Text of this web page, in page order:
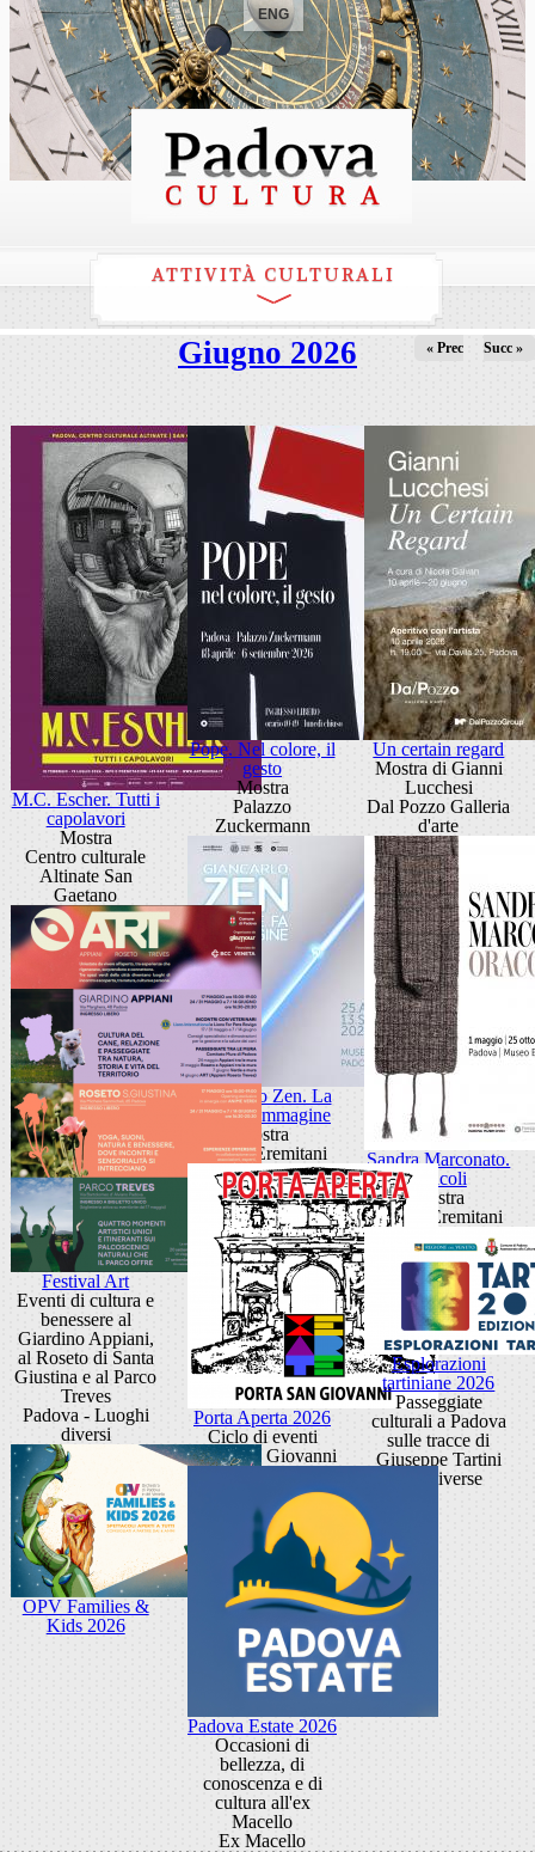
ENG
ATTIVITÀ CULTURALI
Giugno 2026 « Prec Succ »
M.C. Escher. Tutti i
capolavori
Mostra
Centro culturale
Altinate San
Gaetano
Pope. Nel colore, il
gesto
Mostra
Palazzo
Zuckermann
Un certain regard
Mostra di Gianni
Lucchesi
Dal Pozzo Galleria
d'arte
Giancarlo Zen. La
luce fa l'immagine
Mostra
Museo Eremitani
Sandra Marconato.
Oracoli
Mostra
Museo Eremitani
Festival Art
Eventi di cultura e
benessere al
Giardino Appiani,
al Roseto di Santa
Giustina e al Parco
Treves
Padova - Luoghi
diversi
Porta Aperta 2026
Ciclo di eventi
Porta San Giovanni
Esplorazioni
tartiniane 2026
Passeggiate
culturali a Padova
sulle tracce di
Giuseppe Tartini
sedi diverse
OPV Families &
Kids 2026
Padova Estate 2026
Occasioni di
bellezza, di
conoscenza e di
cultura all'ex
Macello
Ex Macello